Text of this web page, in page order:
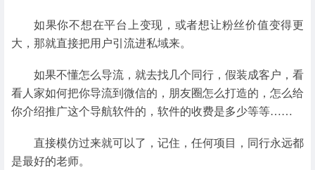
如果你不想在平台上变现，或者想让粉丝价值变得更
大，那就直接把用户引流进私域来。
如果不懂怎么导流，就去找几个同行，假装成客户，看
看人家如何把你导流到微信的，朋友圈怎么打造的，怎么给
你介绍推广这个导航软件的，软件的收费是多少等等……
直接模仿过来就可以了，记住，任何项目，同行永远都
是最好的老师。